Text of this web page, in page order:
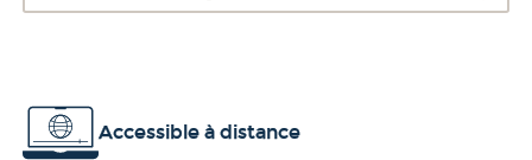
Accessible à distance